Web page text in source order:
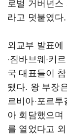
라고 덧붙였다.
외교부 발표에
·짐바브웨·키
국 대표들이
됐다. 왕 부장
르비아·포르
아 회담했으며
를 열었다고